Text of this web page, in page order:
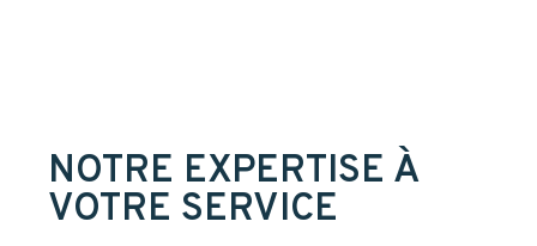
NOTRE EXPERTISE À
VOTRE SERVICE